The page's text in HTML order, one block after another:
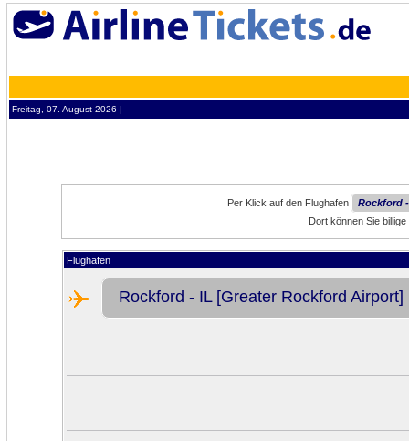
Freitag, 07. August 2026 ¦
Per Klick auf den Flughafen
Rockford
Dort können Sie
Flughafen
Rockford - IL [Greater Rockford Airport]